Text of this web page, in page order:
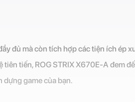
đủ mà còn tích hợp các tiện ích ép
tiến, ROG STRIX X670E-A đem
dựng game của bạn.